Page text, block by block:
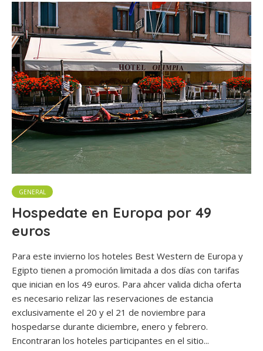
GENERAL
Hospedate en Europa por 49
euros
Para este invierno los hoteles Best Western de Europa y
Egipto tienen a promoción limitada a dos días con tarifas
que inician en los 49 euros. Para ahcer valida dicha oferta
es necesario relizar las reservaciones de estancia
exclusivamente el 20 y el 21 de noviembre para
hospedarse durante diciembre, enero y febrero.
Encontraran los hoteles participantes en el sitio...